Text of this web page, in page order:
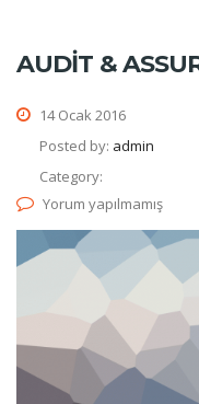
AUDIT &
14 Ocak 2016
Posted by: admin
Category:
Yorum yapılmamış